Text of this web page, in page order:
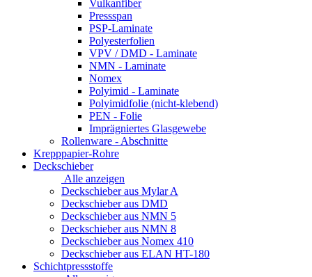
Vulkanfiber
Pressspan
PSP-Laminate
Polyesterfolien
VPV / DMD - Laminate
NMN - Laminate
Nomex
Polyimid - Laminate
Polyimidfolie (nicht-klebend)
PEN - Folie
Imprägniertes Glasgewebe
Rollenware - Abschnitte
Krepppapier-Rohre
Deckschieber
Alle anzeigen
Deckschieber aus Mylar A
Deckschieber aus DMD
Deckschieber aus NMN 5
Deckschieber aus NMN 8
Deckschieber aus Nomex 410
Deckschieber aus ELAN HT-180
Schichtpressstoffe